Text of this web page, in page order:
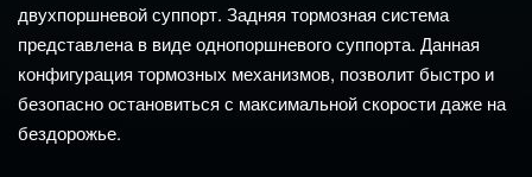
двухпоршневой суппорт. Задняя тормозная система
представлена в виде однопоршневого суппорта. Данная
конфигурация тормозных механизмов, позволит быстро и
безопасно остановиться с максимальной скорости даже на
бездорожье.